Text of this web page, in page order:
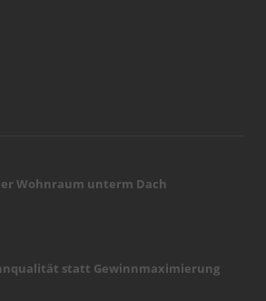
Wohnraum unterm Dach
statt Gewinnmaximierung